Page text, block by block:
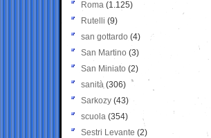
Roma (1.125)
Rutelli (9)
san gottardo (4)
San Martino (3)
San Miniato (2)
sanità (306)
Sarkozy (43)
scuola (354)
Sestri Levante (2)